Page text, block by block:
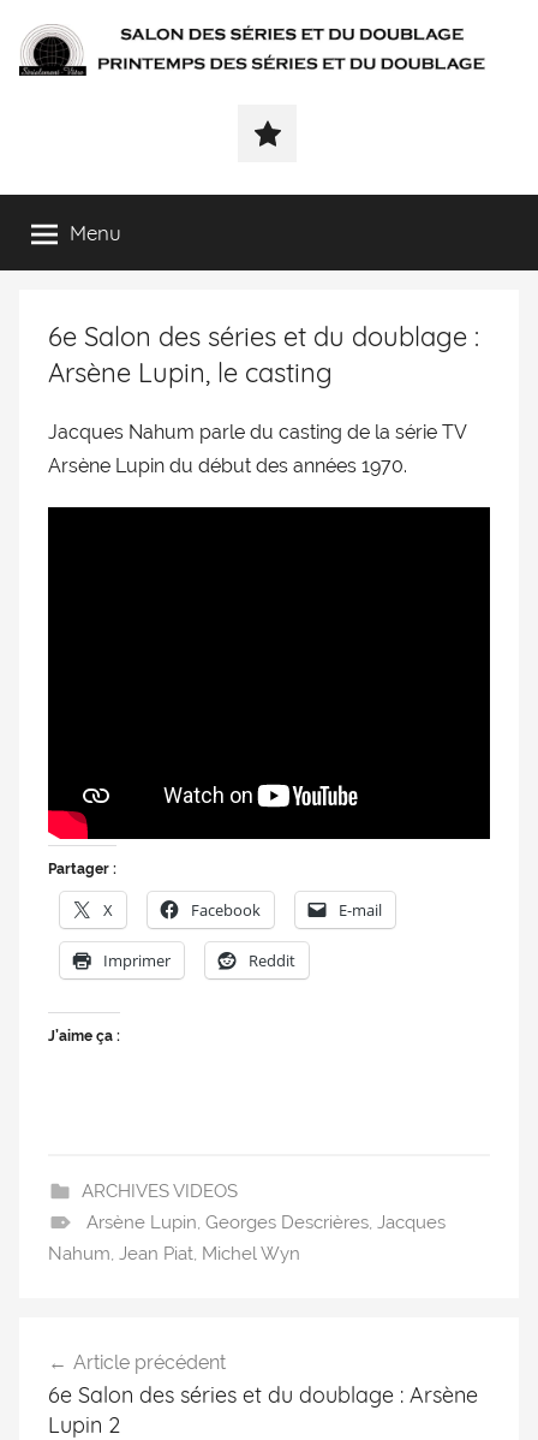
SÉRIALEMENT-
séries
et
doublage
séries
doublage
Menu
6e Salon des séries et du doublage :
Arsène Lupin, le casting
Jacques Nahum parle du casting de la série TV
Arsène Lupin du début des années 1970.
Partager :
X Facebook E-mail
Imprimer Reddit
J’aime ça :
ARCHIVES VIDEOS
Arsène Lupin, Georges Descrières, Jacques
Nahum, Jean Piat, Michel Wyn
Article précédent
6e Salon des séries et du doublage : Arsène
Lupin 2